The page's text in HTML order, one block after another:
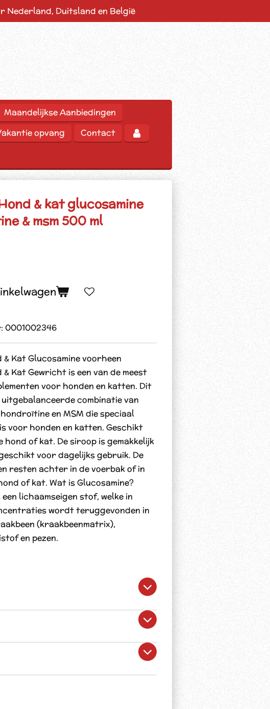
Nederland, Duitsland en België
Maandelijkse Aanbiedingen
opvang Contact
& kat glucosamine
& msm 500 ml
0001002346
Kat Glucosamine voorheen
Kat Gewricht is een van de meest
voor honden en katten. Dit
combinatie van
en MSM die speciaal
voor honden en katten. Geschikt
hond of kat. De siroop is gemakkelijk
voor dagelijks gebruik. De
resten achter in de voerbak of in
of kat. Wat is Glucosamine?
lichaamseigen stof, welke in
wordt teruggevonden in
(kraakbeenmatrix),
en pezen.